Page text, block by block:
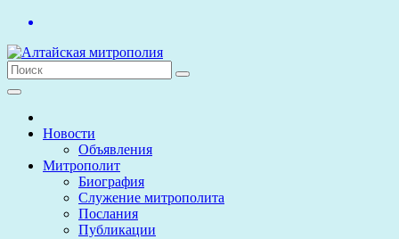
Перейти
содержимому
Новости
Объявления
Митрополит
Биография
Служение митрополита
Послания
Публикации